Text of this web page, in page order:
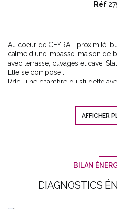
Réf
Au coeur de CEYRAT, proximité,
calme d'une impasse, maison de
avec terrasse, cuvages et cave.
Elle se compose :
Rdc : une chambre ou studette
beaux jours dessert , l'entrée, une
donnant sur un balcon filant, une
13m²) offre une vue au-dessus
En dépendances deux cuvages
DPE en D / Chaudière gaz /
AFFICHER
BILAN
DIAGNOSTICS